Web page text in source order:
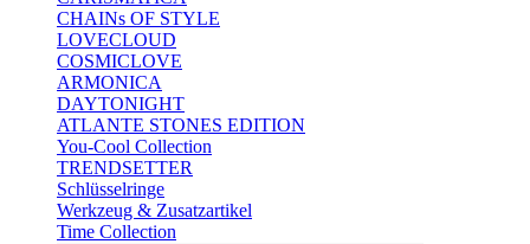
CHAINs OF STYLE
LOVECLOUD
COSMICLOVE
ARMONICA
DAYTONIGHT
ATLANTE STONES EDITION
You-Cool Collection
TRENDSETTER
Schlüsselringe
Werkzeug & Zusatzartikel
Time Collection